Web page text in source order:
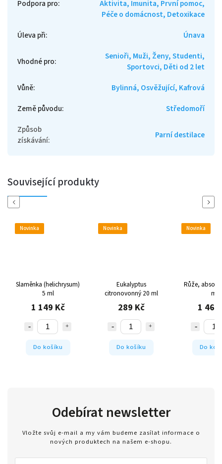
Podpora pro:
Aktivita, Imunita, První pomoc,
Péče o domácnost, Detoxikace
Úleva při: Únava
Vhodné pro:
Senioři, Muži, Ženy, Studenti,
Sportovci, Děti od 2 let
Vůně:
Bylinná, Osvěžující, Kafrová
Země původu:
Středomoří
Způsob
získávání: Parní destilace
Související produkty
Previous
Novinka
Slaměnka (helichrysum)
5 ml
1 149 Kč
Do košíku
Novinka
Eukalyptus
citronovonný 20 ml
289 Kč
Do košíku
Novinka
Růže,
ml
1 469
Do
Next
Odebírat newsletter
Vložte svůj e-mail a my vám budeme zasílat informace o
nových produktech na našem e-shopu.